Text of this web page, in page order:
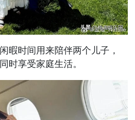
暇时间用来陪伴两个儿子，
时享受家庭生活。